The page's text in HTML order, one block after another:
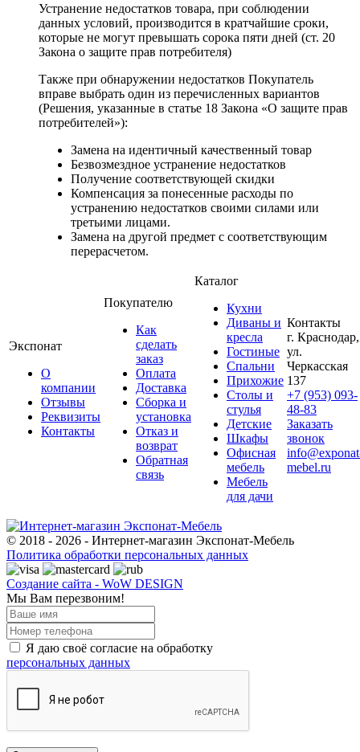
Устранение недостатков товара, при соблюдении
данных условий, производится в кратчайшие сроки,
которые не могут превышать сорока пяти дней (ст. 20
Закона о защите прав потребителя)
Также при обнаружении недостатков Покупатель
вправе выбрать один из перечисленных вариантов
(Решения, указанные в статье 18 Закона «О защите прав
потребителей»):
Замена на идентичный качественный товар
Безвозмездное устранение недостатков
Получение соответствующей скидки
Компенсация за понесенные расходы по
устранению недостатков своими силами или
третьими лицами.
Замена на другой предмет с соответствующим
перерасчетом.
Экспонат
О
компании
Отзывы
Реквизиты
Контакты
Покупателю
Как
сделать
заказ
Оплата
Доставка
Сборка и
установка
Отказ и
возврат
Обратная
связь
Каталог
Кухни
Диваны и
кресла
Гостиные
Спальни
Прихожие
Столы и
стулья
Детские
Шкафы
Офисная
мебель
Мебель
для дачи
Контакты
г. Краснодар,
ул.
Черкасская
137
+7 (953) 093-
48-83
Заказать
звонок
mebel.ru
© 2018 - 2026 - Интернет-магазин Экспонат-Мебель
Политика обработки персональных данных
Создание сайта - WoW DESIGN
Мы Вам перезвоним!
Я даю своё согласие на обработку
персональных данных